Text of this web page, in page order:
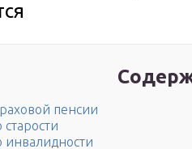
пенсии
старости
инвалидности